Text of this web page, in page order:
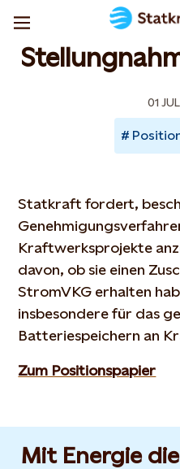
01
Statkraft fordert,
Kraftwerksprojekte
davon, ob sie einen
StromVKG erhalten
insbesondere für das
Batteriespeichern an
Zum Positionspapier
Mit Energie